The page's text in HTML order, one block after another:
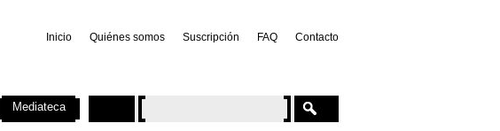
Inicio Quiénes somos Suscripción FAQ Contacto
Mediateca